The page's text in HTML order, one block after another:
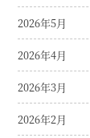
2026年5月
2026年4月
2026年3月
2026年2月